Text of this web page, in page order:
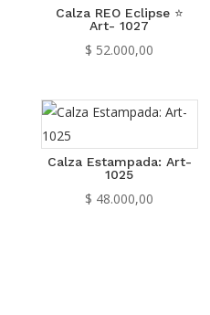
Calza REO Eclipse ⭐
Art- 1027
$ 52.000,00
Calza Estampada: Art-
1025
$ 48.000,00